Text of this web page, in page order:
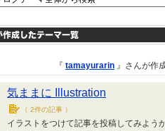
『 tamayurarin 』さんが作
気ままに Illustration
（ 2件の記事 ）
イラストをつけて記事を投稿してみよう